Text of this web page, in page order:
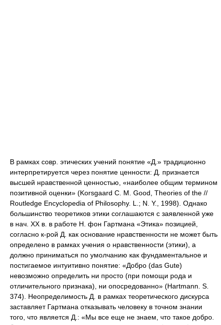
В рамках совр. этических учений понятие «Д.» традиционно
интерпретируется через понятие ценности: Д. признается
высшей нравственной ценностью, «наиболее общим термином
позитивной оценки» (Korsgaard C. M. Good, Theories of the //
Routledge Encyclopedia of Philosophy. L.; N. Y., 1998). Однако
большинство теоретиков этики соглашаются с заявленной уже
в нач. XX в. в работе Н. фон Гартмана «Этика» позицией,
согласно к-рой Д. как основание нравственности не может быть
определено в рамках учения о нравственности (этики), а
должно приниматься по умолчанию как фундаментальное и
постигаемое интуитивно понятие: «Добро (das Gute)
невозможно определить ни просто (при помощи рода и
отличительного признака), ни опосредованно» (Hartmann. S.
374). Неопределимость Д. в рамках теоретического дискурса
заставляет Гартмана отказывать человеку в точном знании
того, что является Д.: «Мы все еще не знаем, что такое добро.